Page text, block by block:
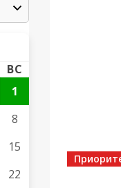
ВС
1
8
15
22